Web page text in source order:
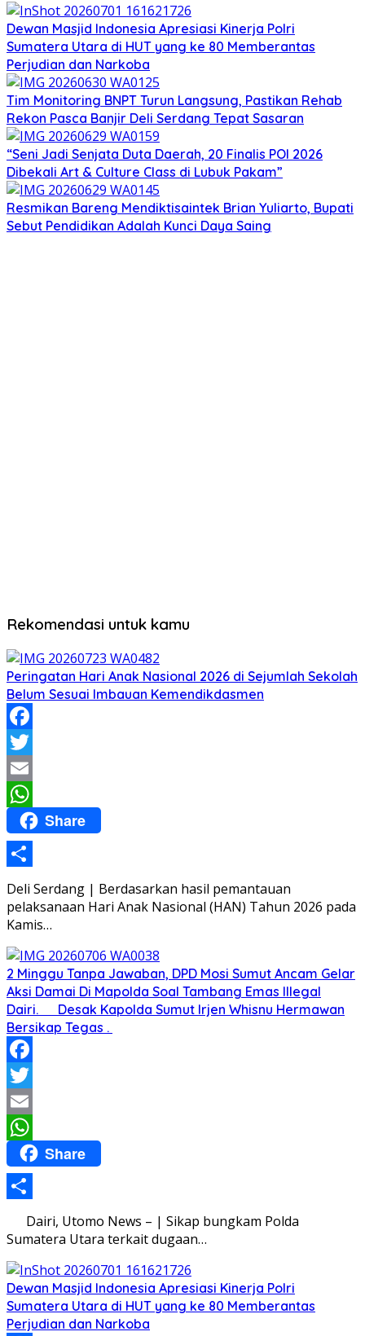
Dewan Masjid Indonesia Apresiasi Kinerja Polri
Sumatera Utara di HUT yang ke 80 Memberantas
Perjudian dan Narkoba
Tim Monitoring BNPT Turun Langsung, Pastikan Rehab
Rekon Pasca Banjir Deli Serdang Tepat Sasaran
“Seni Jadi Senjata Duta Daerah, 20 Finalis POI 2026
Dibekali Art & Culture Class di Lubuk Pakam”
Resmikan Bareng Mendiktisaintek Brian Yuliarto, Bupati
Sebut Pendidikan Adalah Kunci Daya Saing
Rekomendasi untuk kamu
Peringatan Hari Anak Nasional 2026 di Sejumlah Sekolah
Belum Sesuai Imbauan Kemendikdasmen
Facebook
Twitter
Email
WhatsApp
Share
Share
Deli Serdang | Berdasarkan hasil pemantauan
pelaksanaan Hari Anak Nasional (HAN) Tahun 2026 pada
Kamis…
2 Minggu Tanpa Jawaban, DPD Mosi Sumut Ancam Gelar
Aksi Damai Di Mapolda Soal Tambang Emas Illegal
Dairi. Desak Kapolda Sumut Irjen Whisnu Hermawan
Bersikap Tegas .
Facebook
Twitter
Email
WhatsApp
Share
Share
Dairi, Utomo News – | Sikap bungkam Polda
Sumatera Utara terkait dugaan…
Dewan Masjid Indonesia Apresiasi Kinerja Polri
Sumatera Utara di HUT yang ke 80 Memberantas
Perjudian dan Narkoba